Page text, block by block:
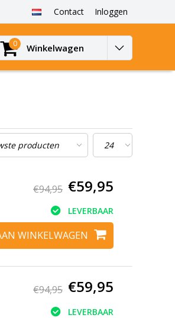
Contact Inloggen
0 Winkelwagen
€94,95 €59,95
LEVERBAAR
WINKELWAGEN
€94,95 €59,95
LEVERBAAR